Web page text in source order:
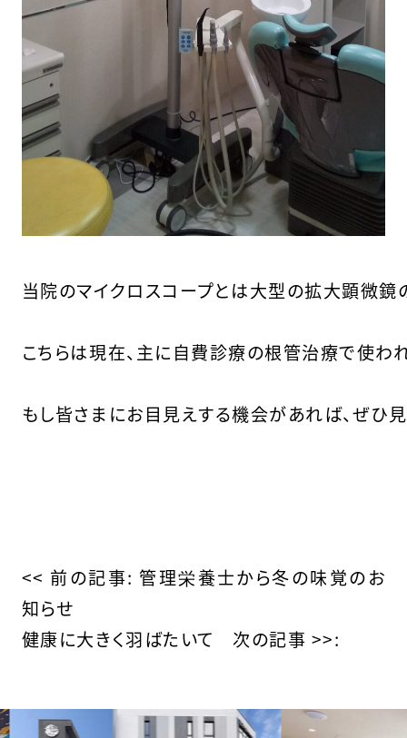
当院のマイクロスコープとは大型の拡大顕微鏡
こちらは現在、主に自費診療の根管治療で使わ
もし皆さまにお目見えする機会があれば、ぜひ
の
他
投
<< 前の記事: 管理栄養士から冬の味覚のお
知らせ
健康に大きく羽ばたいて 次の記事 >>: